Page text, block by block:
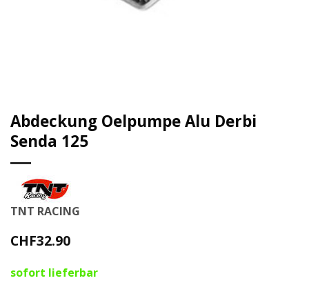
Abdeckung Oelpumpe Alu Derbi
Senda 125
TNT RACING
CHF32.90
sofort lieferbar